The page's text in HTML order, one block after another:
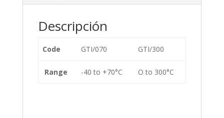
n o ti
Descripción
Code GTI/070 GTI/300
Range -40 to +70°C O to 300°C